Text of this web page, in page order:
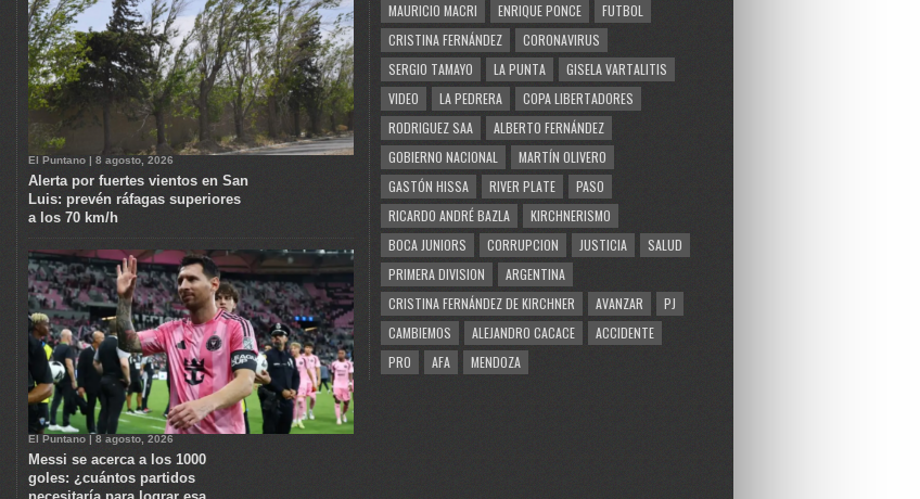
El Puntano | 8 agosto, 2026
Alerta por fuertes vientos en San
Luis: prevén ráfagas superiores
a los 70 km/h
El Puntano | 8 agosto, 2026
Messi se acerca a los 1000
goles: ¿cuántos partidos
MAURICIO MACRI
ENRIQUE PONCE
FUTBOL
CRISTINA FERNÁNDEZ
CORONAVIRUS
SERGIO TAMAYO
LA PUNTA
GISELA VARTALITIS
VIDEO
LA PEDRERA
COPA LIBERTADORES
RODRIGUEZ SAA
ALBERTO FERNÁNDEZ
GOBIERNO NACIONAL
MARTÍN OLIVERO
GASTÓN HISSA
RIVER PLATE
PASO
RICARDO ANDRÉ BAZLA
KIRCHNERISMO
BOCA JUNIORS
CORRUPCION JUSTICIA
SALUD
PRIMERA DIVISION
ARGENTINA
CRISTINA FERNÁNDEZ DE KIRCHNER
AVANZAR
PJ
CAMBIEMOS
ALEJANDRO CACACE
ACCIDENTE
PRO
AFA MENDOZA